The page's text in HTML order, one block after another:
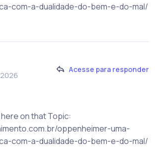
com-a-dualidade-do-bem-e-do-mal/
Acesse para responder
on that Topic:
oppenheimer-uma-
com-a-dualidade-do-bem-e-do-mal/